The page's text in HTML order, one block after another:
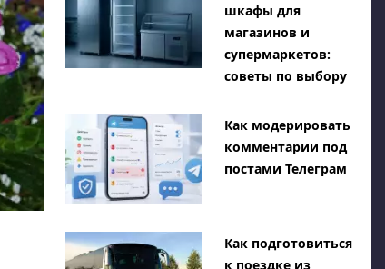
шкафы для
магазинов и
супермаркетов:
советы по выбору
Как модерировать
комментарии под
постами Телеграм
Как подготовиться
к поездке из